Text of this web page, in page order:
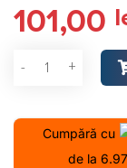
101,00
Cantitate
Cumpără cu
de la